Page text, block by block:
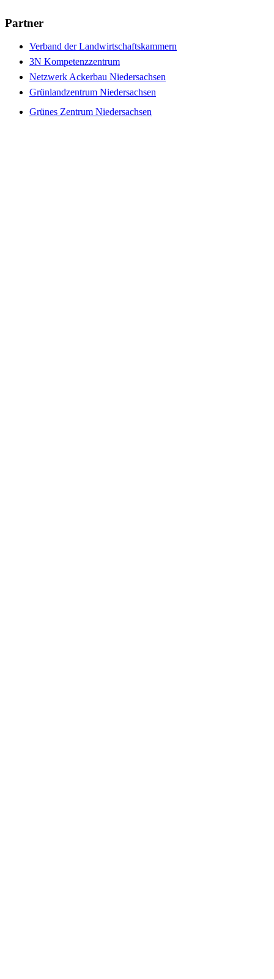
Partner
Verband der Landwirtschaftskammern
3N Kompetenzzentrum
Netzwerk Ackerbau Niedersachsen
Grünlandzentrum Niedersachsen
Grünes Zentrum Niedersachsen